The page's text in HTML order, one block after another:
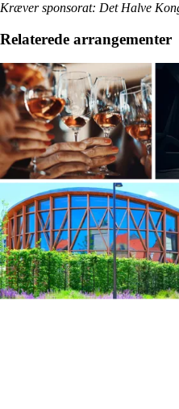
Kræver sponsorat: Det Halve
Relaterede arrangementer